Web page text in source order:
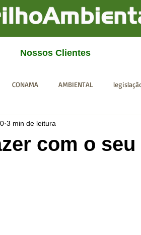
Nossos Clientes
CONAMA AMBIENTAL
SISEMA
com o
3 min de leitura